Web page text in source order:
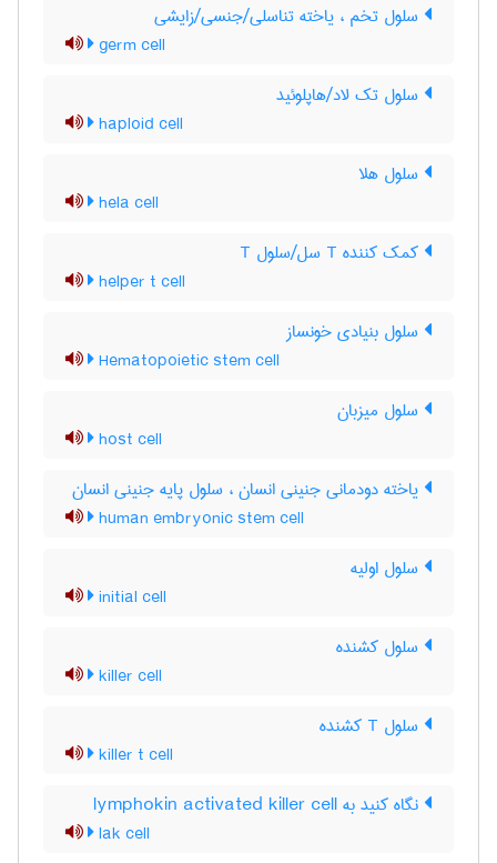
سلول تخم ، یاخته تناسلی/جنسی/زایشی
germ cell
سلول تک لاد/هاپلوئید
haploid cell
سلول هلا
hela cell
کمک کننده T سل/سلول T
helper t cell
سلول بنیادی خونساز
Hematopoietic stem cell
سلول میزبان
host cell
یاخته دودمانی جنینی انسان ، سلول پایه جنینی انسان
human embryonic stem cell
سلول اولیه
initial cell
سلول کشنده
killer cell
سلول T کشنده
killer t cell
نگاه کنید به lymphokin activated killer cell
lak cell